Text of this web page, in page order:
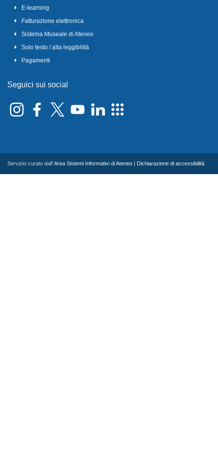
E-learning
Fatturazione elettronica
Sistema Museale di Ateneo
Solo testo / alta leggibilità
Pagamenti
Seguici sui social
Servizio curato dall'Area Sistemi Informativi di Ateneo Dichiarazione di accessibilità